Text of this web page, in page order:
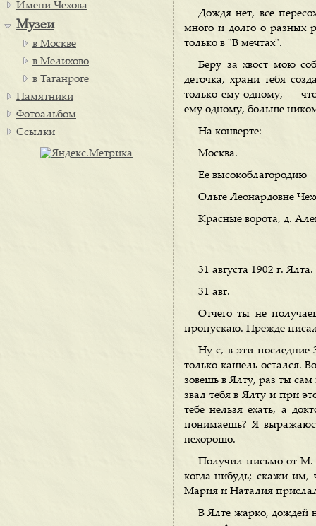
Дождя нет, все
много и долго о разных
только в "В мечтах".
Беру за хвост мою
деточка, храни тебя
только ему одному, —
ему одному, больше
На конверте:
Москва.
Ее высокоблагородию
Ольге Леонардовне
Красные ворота, д.
31 августа 1902 г. Ялта.
31 авг.
Отчего ты не
пропускаю. Прежде писал
Ну-с, в эти последние
только кашель остался.
зовешь в Ялту, раз ты
звал тебя в Ялту и при
тебе нельзя ехать, а
понимаешь? Я
нехорошо.
Получил письмо от М.
когда-нибудь; скажи
Мария и Наталия
В Ялте жарко, дождей
Имени Чехова
Музеи
в Москве
в Мелихово
в Таганроге
Памятники
Фотоальбом
Ссылки